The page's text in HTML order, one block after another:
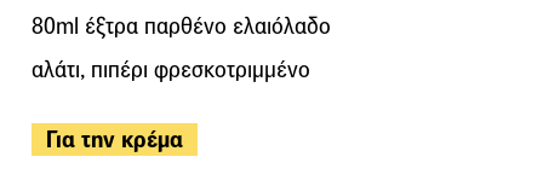
80ml έξτρα παρθένο ελαιόλαδο
αλάτι, πιπέρι φρεσκοτριμμένο
Για την κρέμα